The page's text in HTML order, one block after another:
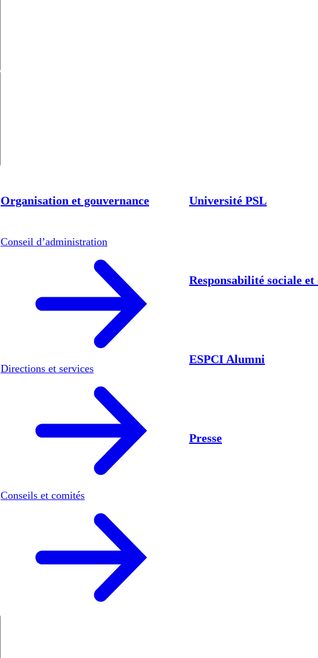
Organisation et gouvernance
Conseil d’administration
Directions et services
Conseils et comités
Université PSL
Responsabilité sociale
ESPCI Alumni
Presse